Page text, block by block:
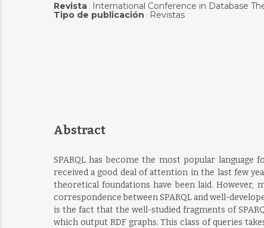
Revista: International Conference in Database
Tipo de publicación : Revistas
Abstract
SPARQL has become the most popular
received a good deal of attention in the last few
theoretical foundations have been laid. However,
correspondence between SPARQL and well-
is the fact that the well-studied fragments of
which output RDF graphs. This class of queries